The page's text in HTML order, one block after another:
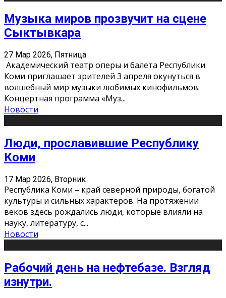
Музыка миров прозвучит на сцене
Сыктывкара
27 Мар 2026, Пятница
Академический театр оперы и балета Республики
Коми приглашает зрителей 3 апреля окунуться в
волшебный мир музыки любимых кинофильмов.
Концертная программа «Муз...
Новости
Люди, прославившие Республику
Коми
17 Мар 2026, Вторник
Республика Коми – край северной природы, богатой
культуры и сильных характеров. На протяжении
веков здесь рождались люди, которые влияли на
науку, литературу, с...
Новости
Рабочий день на нефтебазе. Взгляд
изнутри.